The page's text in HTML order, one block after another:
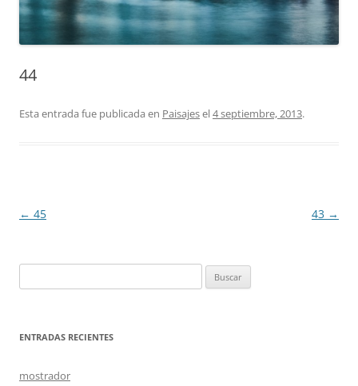
44
Esta entrada fue publicada en Paisajesel4 septiembre, 2013.
Navegación
← 45 43 →
ENTRADAS RECIENTES
mostrador